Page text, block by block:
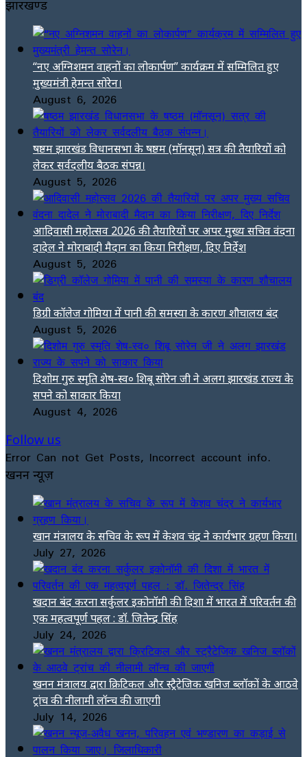
झारखण्ड
“नए अग्निशमन वाहनों का लोकार्पण” कार्यक्रम में सम्मिलित हुए
मुख्यमंत्री हेमन्त सोरेन।
August 6, 2026
षष्ठम झारखंड विधानसभा के षष्ठम (मॉनसून) सत्र की तैयारियों को
लेकर सर्वदलीय बैठक संपन्न।
August 5, 2026
आदिवासी महोत्सव 2026 की तैयारियों पर अपर मुख्य सचिव वंदना
दादेल ने मोराबादी मैदान का किया निरीक्षण, दिए निर्देश
August 5, 2026
डिग्री कॉलेज गोमिया में पानी की समस्या के कारण शौचालय बंद
August 5, 2026
दिशोम गुरु स्मृति शेष-स्व० शिबू सोरेन जी ने अलग झारखंड राज्य के
सपने को साकार किया
August 4, 2026
Follow us
Error Can not Get Posts, Incorrect account info.
खनन न्यूज़
खान मंत्रालय के सचिव के रूप में केशव चंद्र ने कार्यभार ग्रहण किया।
July 27, 2026
खदान बंद करना सर्कुलर इकोनॉमी की दिशा में भारत में परिवर्तन की
एक महत्वपूर्ण पहल : डॉ. जितेन्द्र सिंह
July 24, 2026
खनन मंत्रालय द्वारा क्रिटिकल और स्ट्रैटेजिक खनिज ब्लॉकों के आठवे
ट्रांच की नीलामी लॉन्च की जाएगी
July 14, 2026